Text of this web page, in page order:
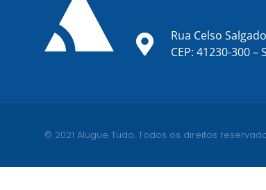
Rua Celso
CEP: 41230-300 –
© 2021 Alugue Tudo. Todos os direitos